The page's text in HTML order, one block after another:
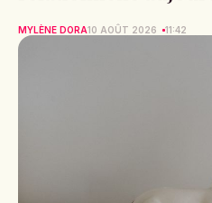
MYLÈNE DORA10 AOÛT 2026 11:42